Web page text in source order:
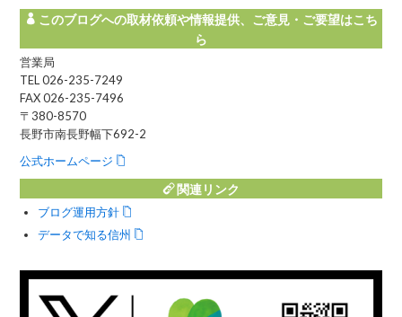
このブログへの取材依頼や情報提供、ご意見・ご要望はこち
ら
営業局
TEL 026-235-7249
FAX 026-235-7496
〒380-8570
長野市南長野幅下692-2
公式ホームページ
関連リンク
ブログ運用方針
データで知る信州